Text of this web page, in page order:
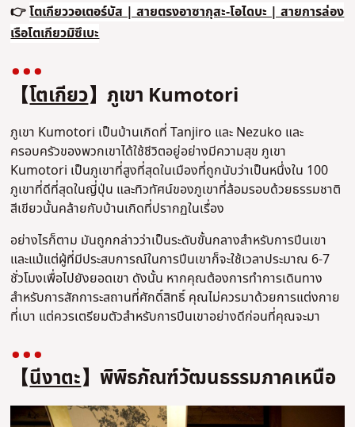
👉โตเกียววอเตอร์บัส | สายตรงอาซากุสะ-โอไดบะ | สายการล่อง
เรือโตเกียวมิซึเบะ
【โตเกียว】ภูเขา Kumotori
ภูเขา Kumotori เป็นบ้านเกิดที่ Tanjiro และ Nezuko และ
ครอบครัวของพวกเขาได้ใช้ชีวิตอยู่อย่างมีความสุข ภูเขา
Kumotori เป็นภูเขาที่สูงที่สุดในเมืองที่ถูกนับว่าเป็นหนึ่งใน 100
ภูเขาที่ดีที่สุดในญี่ปุ่น และทิวทัศน์ของภูเขาที่ล้อมรอบด้วยธรรมชาติ
สีเขียวนั้นคล้ายกับบ้านเกิดที่ปรากฏในเรื่อง
อย่างไรก็ตาม มันถูกกล่าวว่าเป็นระดับขั้นกลางสำหรับการปีนเขา
และแม้แต่ผู้ที่มีประสบการณ์ในการปีนเขาก็จะใช้เวลาประมาณ 6-7
ชั่วโมงเพื่อไปยังยอดเขา ดังนั้น หากคุณต้องการทำการเดินทาง
สำหรับการสักการะสถานที่ศักดิ์สิทธิ์ คุณไม่ควรมาด้วยการแต่งกาย
ที่เบา แต่ควรเตรียมตัวสำหรับการปีนเขาอย่างดีก่อนที่คุณจะมา
【นีงาตะ】พิพิธภัณฑ์วัฒนธรรมภาคเหนือ